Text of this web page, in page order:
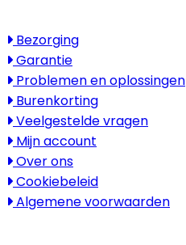
Bezorging
Garantie
Problemen en oplossingen
Burenkorting
Veelgestelde vragen
Mijn account
Over ons
Cookiebeleid
Algemene voorwaarden